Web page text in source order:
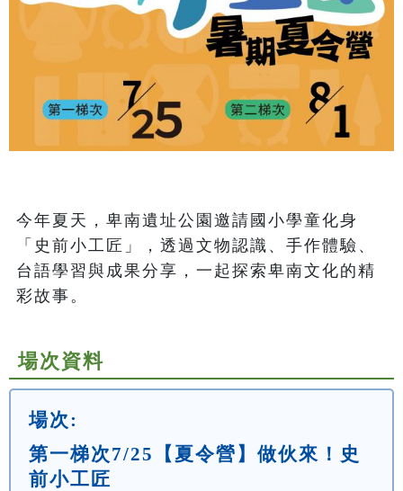
今年夏天，卑南遺址公園邀請國小學童化身
「史前小工匠」，透過文物認識、手作體驗、
台語學習與成果分享，一起探索卑南文化的精
彩故事。
場次資料
場次:
第一梯次7/25【夏令營】做伙來！史
前小工匠